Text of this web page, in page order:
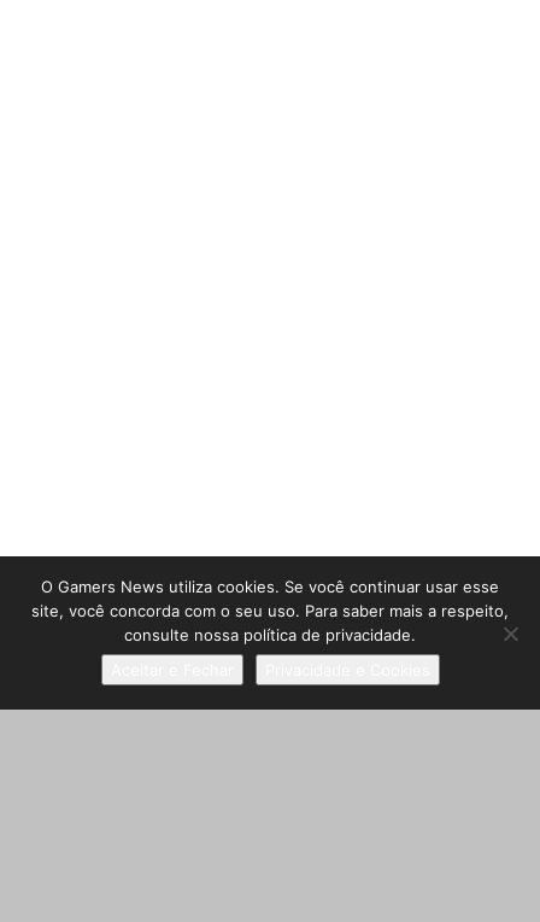
O Gamers News utiliza cookies. Se você continuar usar esse
site, você concorda com o seu uso. Para saber mais a respeito,
consulte nossa política de privacidade.